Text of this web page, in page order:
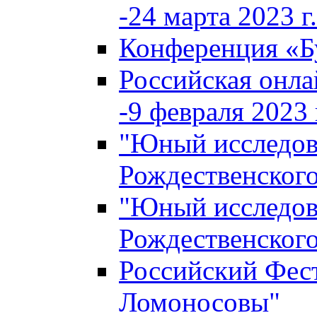
-24 марта 2023
Конференция
Российская
-9 февраля 2023
"Юный
"Юный
Российский
Ломоносовы"